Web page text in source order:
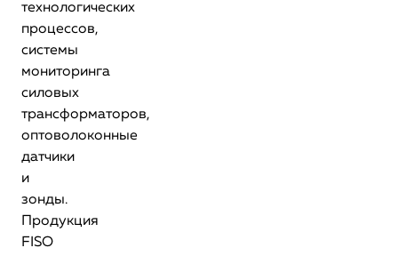
технологических
процессов,
системы
мониторинга
силовых
трансформаторов,
оптоволоконные
датчики
и
зонды.
Продукция
FISO